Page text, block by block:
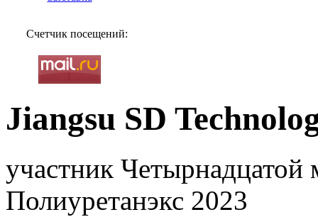
Счетчик посещений:
Jiangsu SD
участник
Полиуретанэкс 2023